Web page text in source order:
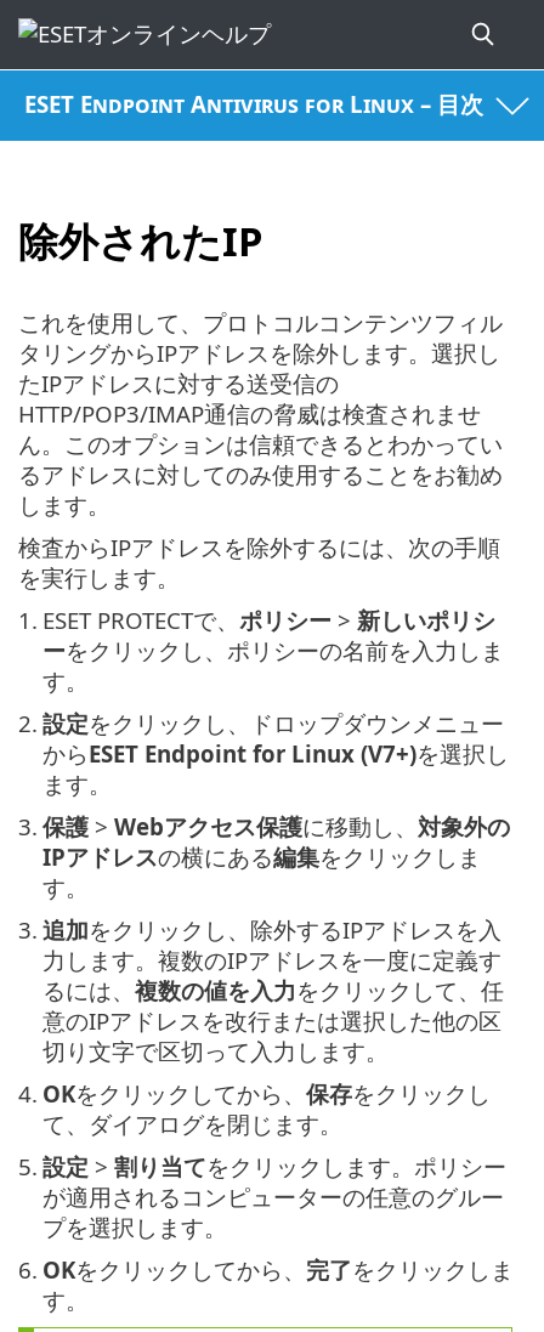
ESET Endpoint Antivirus for Linux – 目次
除外されたIP
これを使用して、プロトコルコンテンツフィル
タリングからIPアドレスを除外します。選択し
たIPアドレスに対する送受信の
HTTP/POP3/IMAP通信の脅威は検査されませ
ん。このオプションは信頼できるとわかってい
るアドレスに対してのみ使用することをお勧め
します。
検査からIPアドレスを除外するには、次の手順
を実行します。
1. ESET PROTECTで、 ポリシー > 新しいポリシ
ーをクリックし、ポリシーの名前を入力しま
す。
2. 設定をクリックし、ドロップダウンメニュー
からESET Endpoint for Linux (V7+)を選択し
ます。
3. 保護 > Webアクセス保護に移動し、 対象外の
IPアドレスの横にある編集をクリックしま
す。
3. 追加をクリックし、除外するIPアドレスを入
力します。複数のIPアドレスを一度に定義す
るには、 複数の値を入力をクリックして、任
意のIPアドレスを改行または選択した他の区
切り文字で区切って入力します。
4. OKをクリックしてから、 保存をクリックし
て、ダイアログを閉じます。
5. 設定 > 割り当てをクリックします。ポリシー
が適用されるコンピューターの任意のグルー
プを選択します。
6. OKをクリックしてから、 完了をクリックしま
す。